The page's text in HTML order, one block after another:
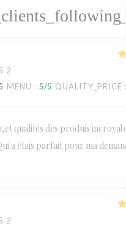
2
MENU : 5/5 QUALITY_PRICE
qualités des produis
a étais parfait pour ma
2